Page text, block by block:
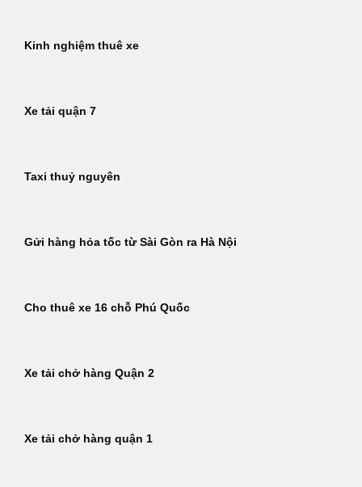
Kinh nghiệm thuê xe
Xe tải quận 7
Taxi thuỷ nguyên
Gửi hàng hỏa tốc từ Sài Gòn ra Hà Nội
Cho thuê xe 16 chỗ Phú Quốc
Xe tải chở hàng Quận 2
Xe tải chở hàng quận 1